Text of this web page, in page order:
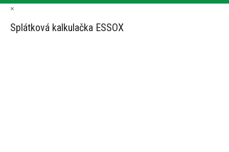
×
Splátková kalkulačka ESSOX